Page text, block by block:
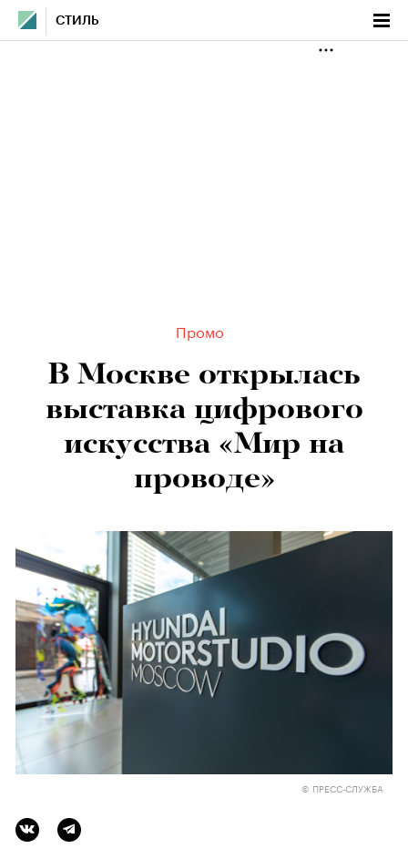
СТИЛЬ
Промо
В Москве открылась
выставка цифрового
искусства «Мир на
проводе»
© ПРЕСС-СЛУЖБА